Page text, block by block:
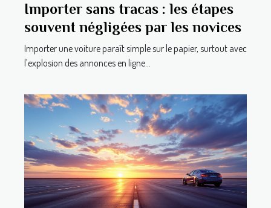
Importer sans tracas : les étapes
souvent négligées par les novices
Importer une voiture paraît simple sur le papier, surtout avec
l’explosion des annonces en ligne...